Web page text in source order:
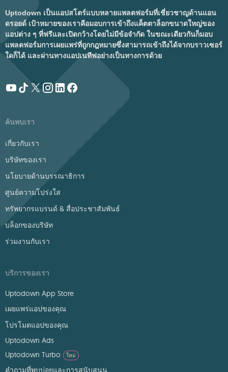
Uptodown เป็นแอปสโตร์แบบหลายแพลตฟอร์มที่เชี่ยวชาญด้านแอน
ดรอยด์ เป้าหมายของเราคือมอบการเข้าถึงแค็ตตาล็อกขนาดใหญ่ของ
แอปต่าง ๆ ที่ฟรีและเปิดกว้างโดยไม่มีข้อจำกัด ในขณะเดียวกันก็มอบ
แพลตฟอร์มการเผยแพร่ที่ถูกกฎหมายซึ่งสามารถเข้าถึงได้จากบราวเซอร์
ใดก็ได้ และผ่านทางแอปเนทีฟอย่างเป็นทางการด้วย
ค้นพบเรา
เกี่ยวกับเรา
บริษัทของเรา
นโยบายด้านบรรณาธิการ
ศูนย์ความโปร่งใส
ทรัพยากรแบรนด์ & สื่อประชาสัมพันธ์
บล็อกของบริษัท
ร่วมงานกับเรา
บริการของเรา
Uptodown App Store
เผยแพร่แอปของคุณ
โปรโมตแอปของคุณ
Uptodown Ads
Uptodown Turbo
ใหม่
คำถามที่พบบ่อยและการสนับสนุน